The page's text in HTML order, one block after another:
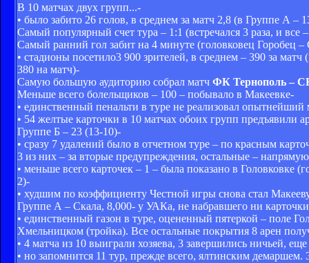
В 10 матчах двух групп...-
• было забито 26 голов, в среднем за матч 2,8 (в Группе А –
Самый популярный счет тура – 1:1 (встречался 3 раза, и все
Самый ранний гол забит на 4 минуте (головковец Горобец
• стадионы посетило3 900 зрителей, в среднем – 390 за
380 на матч)-
Самую большую аудиторию собрал матч ФК Тернополь –
Меньше всего болельщиков – 100 – побывало в Макеевке-
• единственный пенальти в туре не реализовал
• 54 желтые карточки в 10 матчах обоих групп предъявили
Группе Б – 23 (13-10)-
• сразу 7 удалений было в отчетном туре – по красным
3 из них – за вторые предупреждения, остальные –
• меньше всего карточек – 1 – была показано в Головковке
2)-
• худшим по коэффициенту Честной игры снова стал
Группе А – Скала, 8,000- у УАКа, не набравшего ни
• единственный газон в туре, оцененный пятеркой – поле
Хмельницком (тройка). Все остальные покрытия 8 арен
• 4 матча из 10 выиграли хозяева, 3 завершились ничьей,
• но запомнится 11 тур, прежде всего, ялтинским